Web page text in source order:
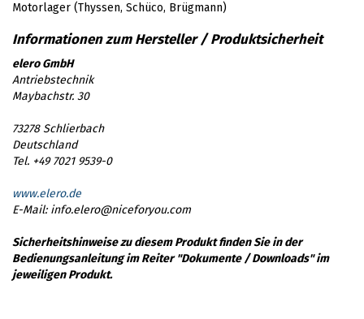
Motorlager (Thyssen, Schüco, Brügmann)
elero GmbH
Antriebstechnik
Maybachstr. 30
73278 Schlierbach
Deutschland
Tel. +49 7021 9539-0
www.elero.de
E-Mail: info.elero@niceforyou.com
Sicherheitshinweise zu diesem Produkt finden Sie in der
Bedienungsanleitung im Reiter "Dokumente / Downloads" im
jeweiligen Produkt.